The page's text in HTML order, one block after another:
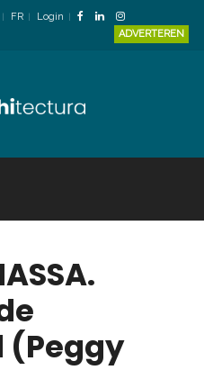
FR
Login
ADVERTEREN